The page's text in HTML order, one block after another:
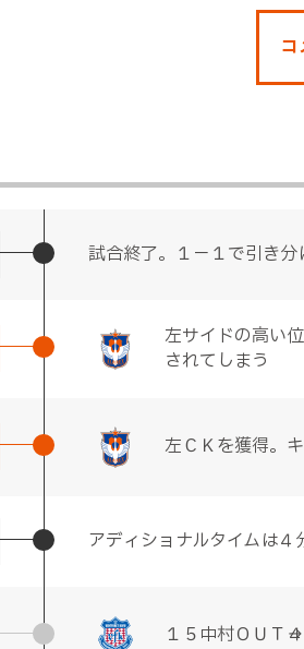
コ
試合終了。１－１で引き分
左サイドの高い
されてしまう
左ＣＫを獲得。
アディショナルタイムは４
１５中村ＯＵＴ→